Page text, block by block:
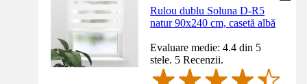
Rulou dublu Soluna D-R5
natur 90x240 cm, casetă albă
Evaluare medie: 4.4 din 5
stele. 5 Recenzii.